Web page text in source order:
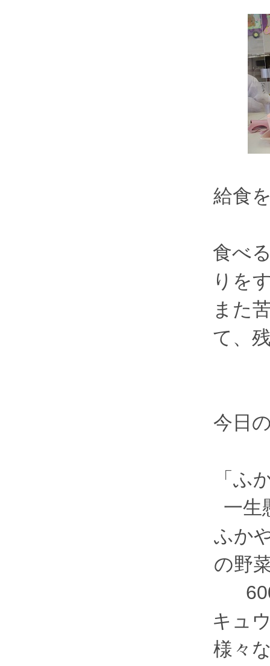
給食
食べ
りを
また
て、
今日
「ふ
一生
ふか
の野
キュ
様々